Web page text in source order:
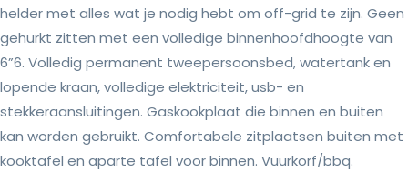
helder met alles wat je nodig hebt om off-grid te zijn. Geen
gehurkt zitten met een volledige binnenhoofdhoogte van
6”6. Volledig permanent tweepersoonsbed, watertank en
lopende kraan, volledige elektriciteit, usb- en
stekkeraansluitingen. Gaskookplaat die binnen en buiten
kan worden gebruikt. Comfortabele zitplaatsen buiten met
kooktafel en aparte tafel voor binnen. Vuurkorf/bbq.